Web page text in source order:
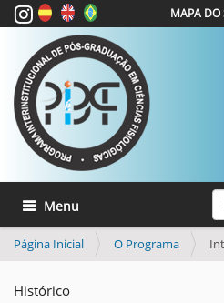
MAPA DO
Toggle navigation
Página Inicial O Programa
Histórico